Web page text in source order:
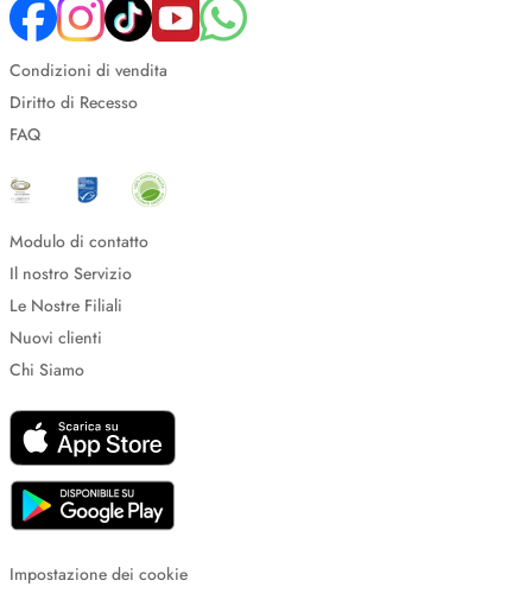
Condizioni di vendita
Diritto di Recesso
FAQ
Modulo di contatto
Il nostro Servizio
Le Nostre Filiali
Nuovi clienti
Chi Siamo
Impostazione dei cookie